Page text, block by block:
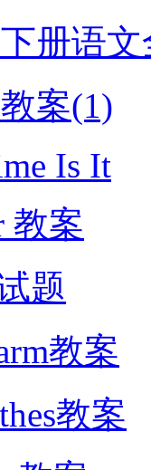
册语
案(1)
Is It
教案
题
教案
教案